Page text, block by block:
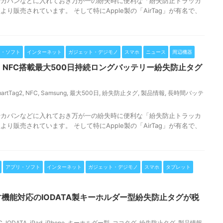
り販売されています。 そして特にApple製の「AirTag」が有名で、
ソフト インターネット ガジェット・デジモノ スマホ ニュース 周辺機器
搭載最大500日持続ロングバッテリー紛失防止タグ
, NFC, Samsung, 最大500日 , 紛失防止タグ, 製品情報, 長時間バッテ
バンなどに入れておき万が一の紛失時に便利な「紛失防止トラッカ
り販売されています。 そして特にApple製の「AirTag」が有名で、
アプリ・ソフト インターネット ガジェット・デジモノ スマホ タブレット
能対応のIODATA製キーホルダー型紛失防止タグが税